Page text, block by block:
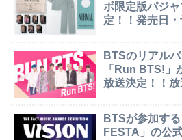
ボ限定版パジ
定！！発売日
BTSのリアル
「Run BTS!」
放送決定！！
BTSが参加す
FESTA」の公